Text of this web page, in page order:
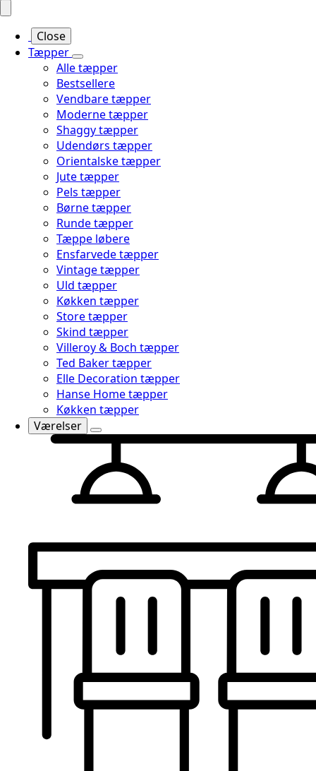
Close
Tæpper
Alle tæpper
Bestsellere
Vendbare tæpper
Moderne tæpper
Shaggy tæpper
Udendørs tæpper
Orientalske tæpper
Jute tæpper
Pels tæpper
Børne tæpper
Runde tæpper
Tæppe løbere
Ensfarvede tæpper
Vintage tæpper
Uld tæpper
Køkken tæpper
Store tæpper
Skind tæpper
Villeroy & Boch tæpper
Ted Baker tæpper
Elle Decoration tæpper
Hanse Home tæpper
Køkken tæpper
Værelser